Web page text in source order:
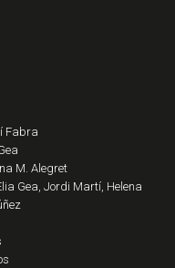
Fabra
M. Alegret
Gea, Jordi Martí, Helena